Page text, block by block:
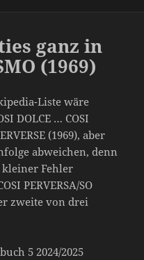
ganz in
(1969)
Liste wäre
DOLCE … COSI
(1969), aber
abweichen, denn
Fehler
PERVERSA/SO
zweite von drei
5 2024/2025